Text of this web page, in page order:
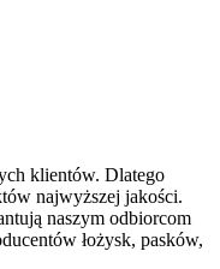
klientów. Dlatego
najwyższej jakości.
naszym odbiorcom
łożysk, pasków,